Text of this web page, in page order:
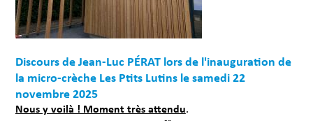
Discours de Jean-Luc PÉRAT lors de l'inauguration de
la micro-crèche Les Ptits Lutins le samedi 22
novembre 2025
Nous y voilà ! Moment très attendu.